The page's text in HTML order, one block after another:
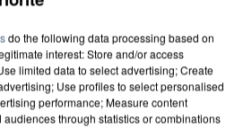
do the following data processing based on
interest: Store and/or access
limited data to select advertising; Create
Use profiles to select personalised
performance; Measure content
through statistics or combinations